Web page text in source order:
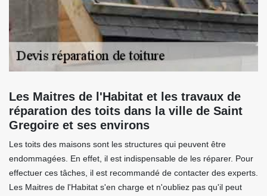
Les Maitres de l'Habitat et les travaux de
réparation des toits dans la ville de Saint
Gregoire et ses environs
Les toits des maisons sont les structures qui peuvent être
endommagées. En effet, il est indispensable de les réparer. Pour
effectuer ces tâches, il est recommandé de contacter des experts.
Les Maitres de l'Habitat s'en charge et n'oubliez pas qu'il peut